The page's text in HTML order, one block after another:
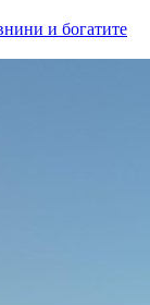
и богатите